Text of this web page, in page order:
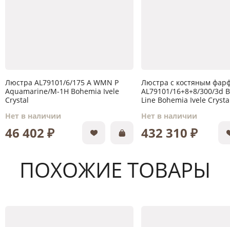
Люстра AL79101/6/175 A WMN P
Aquamarine/M-1H Bohemia Ivele
Crystal
Нет в наличии
46 402 ₽
Люстра с костяным
AL79101/16+8+8/300/3d
Line Bohemia Ivele
Нет в наличии
432 310 ₽
ПОХОЖИЕ ТОВАРЫ